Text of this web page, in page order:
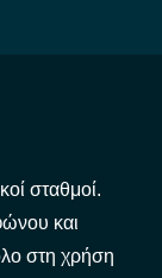
σταθμοί.
και
στη χρήση